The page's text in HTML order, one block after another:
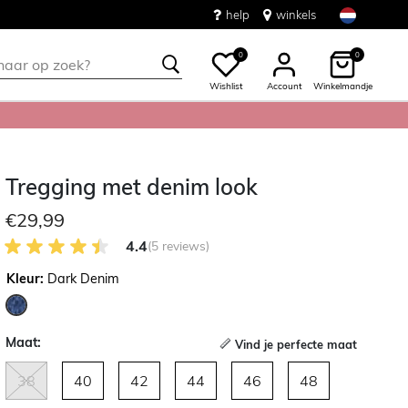
help winkels
0
Wishlist Account
0
Winkelmandje
Tregging met denim look
€29,99
4.4 van 5 Klantenbeoordeling
4.4(5 reviews)
Kleur: Dark Denim
Maat: Vind je perfecte maat
38 40 42 44 46 48